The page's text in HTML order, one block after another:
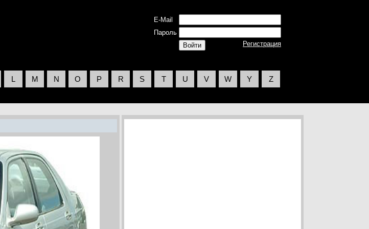
E-Mail
Пароль
Регистрация
L M N O P R S T U V W Y Z